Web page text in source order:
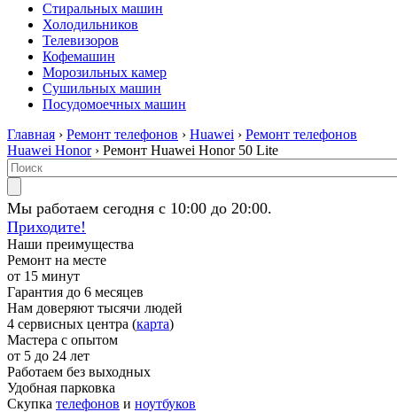
Стиральных машин
Холодильников
Телевизоров
Кофемашин
Морозильных камер
Сушильных машин
Посудомоечных машин
Главная › Ремонт телефонов › Huawei › Ремонт телефонов
Huawei Honor› Ремонт Huawei Honor 50 Lite
Мы работаем сегодня с 10:00 до 20:00.
Приходите!
Наши преимущества
Ремонт на месте
от 15 минут
Гарантия до 6 месяцев
Нам доверяют тысячи людей
4 сервисных центра (карта)
Мастера с опытом
от 5 до 24 лет
Работаем без выходных
Удобная парковка
Скупка телефонов и ноутбуков